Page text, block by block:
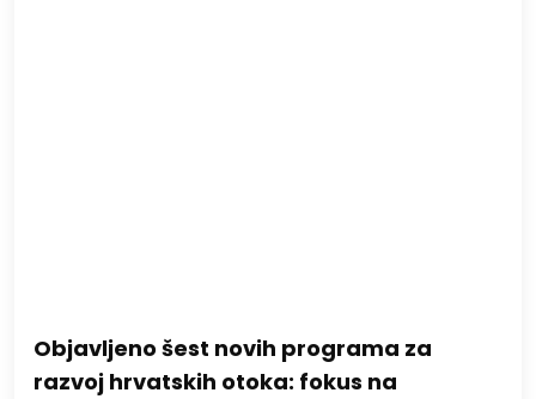
Objavljeno šest novih programa za
razvoj hrvatskih otoka: fokus na